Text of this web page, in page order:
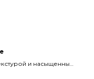
и насыщенным